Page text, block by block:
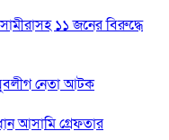
১১ জনের বিরুদ্ধে
নেতা আটক
আসামি গ্রেফতার